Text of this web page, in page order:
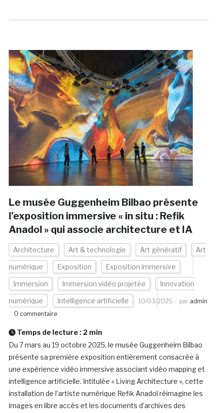
Le musée Guggenheim Bilbao présente
l’exposition immersive « in situ : Refik
Anadol » qui associe architecture et IA
Architecture Art & technologie Art génératif Art
numérique Exposition Exposition immersive
Immersion Immersion vidéo projetée Innovation
numérique Intelligence artificielle 10/03/2025 par admin
0 commentaire
Temps de lecture : 2 min
Du 7 mars au 19 octobre 2025, le musée Guggenheim Bilbao
présente sa première exposition entièrement consacrée à
une expérience vidéo immersive associant vidéo mapping et
intelligence artificielle. Intitulée « Living Architecture », cette
installation de l’artiste numérique Refik Anadol réimagine les
images en libre accès et les documents d’archives des